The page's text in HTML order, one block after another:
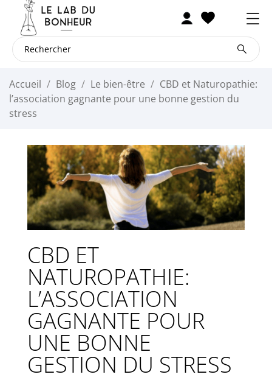
Accueil Blog Le bien-être
CBD et Naturopathie:
l’association gagnante pour une bonne gestion du
stress
CBD ET
NATUROPATHIE:
L’ASSOCIATION
GAGNANTE POUR
UNE BONNE
GESTION DU STRESS